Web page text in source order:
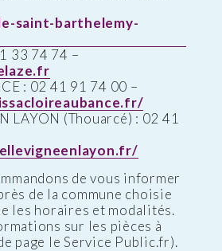
saint-barthelemy-
33 74 74 –
: 02 41 91 74 00 –
LAYON (Thouarcé) : 02 41
de vous informer
de la commune choisie
les horaires et modalités.
sur les pièces à
page le Service Public.fr).